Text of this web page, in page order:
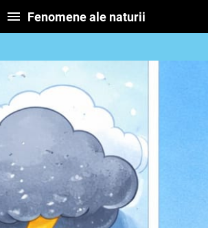
Fenomene ale naturii